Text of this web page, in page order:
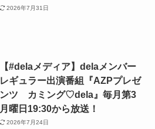
2026年7月31日
【#delaメディア】delaメンバー
レギュラー出演番組『AZPプレゼ
ンツ カミング♡dela』毎月第3
月曜日19:30から放送！
2026年7月24日